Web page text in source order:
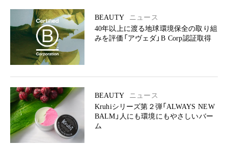
BEAUTY
ニュース
40年以上に渡る地球環境保全の取り組
みを評価「アヴェダ」B Corp認証取得
BEAUTY
ニュース
Kruhiシリーズ第２弾「ALWAYS NEW
BALM」人にも環境にもやさしいバー
ム